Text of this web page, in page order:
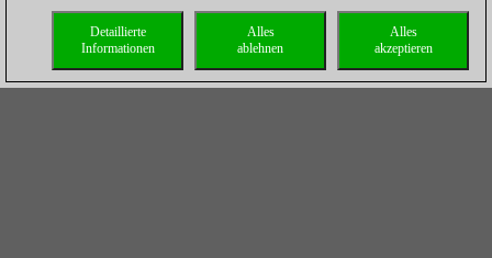
Alles
akzeptieren
Alles
ablehnen
Detaillierte
Informationen